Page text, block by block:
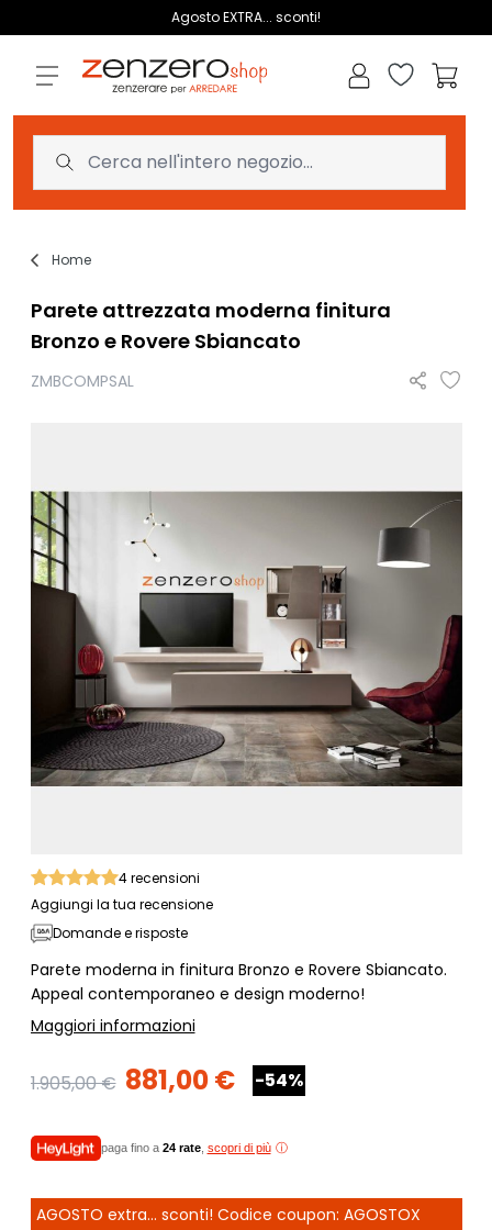
Agosto EXTRA... sconti!
Lista dei
Home
Parete attrezzata moderna finitura
Bronzo e Rovere Sbiancato
ZMBCOMPSAL
4recensioni
Aggiungi la tua recensione
Domande e risposte
Parete moderna in finitura Bronzo e Rovere Sbiancato.
Appeal contemporaneo e design moderno!
Maggiori informazioni
1.905,00 € 881,00 € -54%
paga fino a 24 rate, scopri di più
AGOSTO extra... sconti! Codice coupon: AGOSTOX